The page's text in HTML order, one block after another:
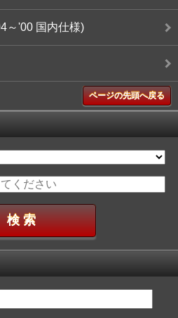
～'00 国内仕様)
ページの先頭へ戻る